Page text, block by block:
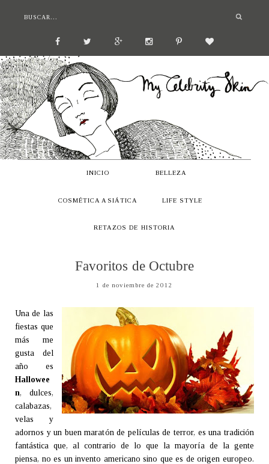
INICIO BELLEZA
COSMÉTICA ASIÁTICA LIFE STYLE
RETAZOS DE HISTORIA
Favoritos de Octubre
1 de noviembre de 2012
Una de las
fiestas que
más me
gusta del
año es
Hallowee
n, dulces,
calabazas,
velas y
adornos y un buen maratón de películas de terror, es una tradición
fantástica que, al contrario de lo que la mayoría de la gente
piensa, no es un invento americano sino que es de origen europeo.